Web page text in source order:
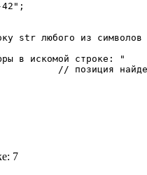
str любого из символов
в искомой строке: "
// позиция
7